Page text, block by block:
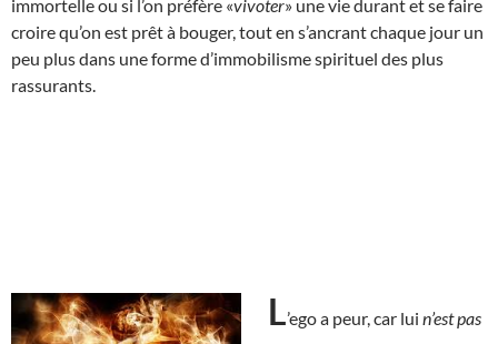
immortelle ou si l’on préfère «vivoter» une vie durant et se faire
croire qu’on est prêt à bouger, tout en s’ancrant chaque jour un
peu plus dans une forme d’immobilisme spirituel des plus
rassurants.
L’ego a peur, car lui n’est pas